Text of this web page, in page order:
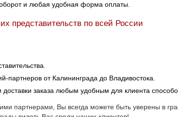
и любая удобная форма оплаты.
представительств по всей России
партнеров от Калининграда до Владивостока.
заказа любым удобным для клиента
партнерами, Вы всегда можете быть уверены в